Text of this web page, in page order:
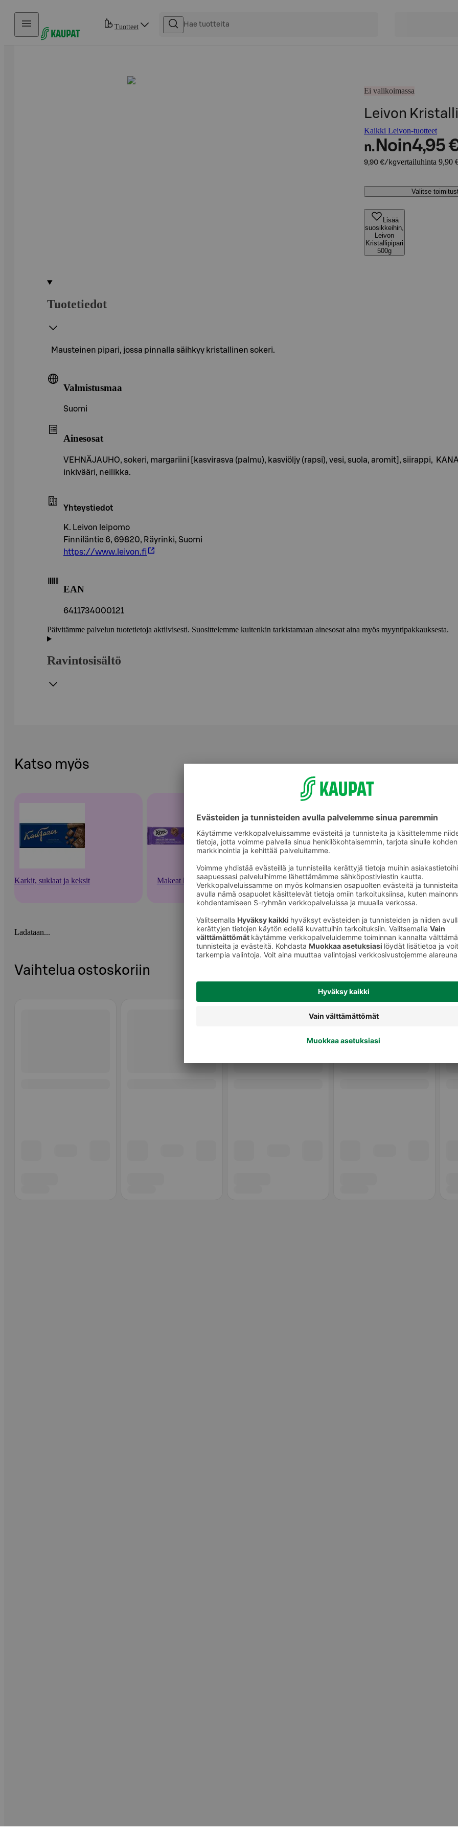
Hyppää sisältöön
Tuotteet
Ei valikoimassa
Leivon
Kaikki Leivon-tuotteet
n. Noin4,95
9,90 €/kgvertailuhinta 9,90
Valitse
Lisää
suosikkeihin,
Leivon
Kristallipipari
500g
Tuotetiedot
Mausteinen pipari, jossa pinnalla säihkyy kristallinen sokeri.
Valmistusmaa
Suomi
Ainesosat
VEHNÄJAUHO, sokeri, margariini [kasvirasva (palmu), kasviöljy (rapsi), vesi, suola, aromit], siirappi,
inkivääri, neilikka.
Yhteystiedot
K. Leivon leipomo
Finniläntie 6, 69820, Räyrinki, Suomi
https://www.leivon.fi
EAN
6411734000121
Päivitämme palvelun tuotetietoja aktiivisesti. Suosittelemme kuitenkin tarkistamaan ainesosat aina myös myyntipakkauksesta.
Ravintosisältö
Katso myös
Karkit, suklaat ja keksit Makeat keksit Kahvikeksit
Ladataan...
Vaihtelua ostoskoriin